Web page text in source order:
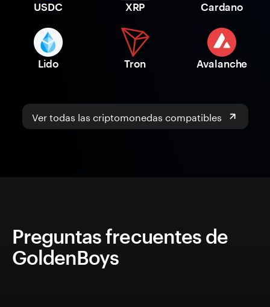
USDC XRP Cardano
Lido Tron Avalanche
Ver todas las criptomonedas compatibles
Preguntas frecuentes de
GoldenBoys